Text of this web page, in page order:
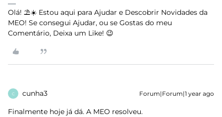
Olá! ⛱️☀️ Estou aqui para Ajudar e Descobrir Novidades da
MEO! Se consegui Ajudar, ou se Gostas do meu
Comentário, Deixa um Like! 😉
C cunha3 Forum|Forum|1 year ago
Finalmente hoje já dá. A MEO resolveu.